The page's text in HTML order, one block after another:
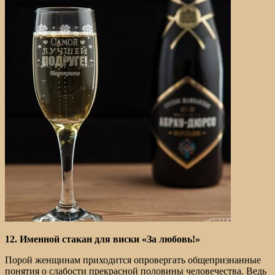
12. Именной стакан для виски «За любовь!»
Порой женщинам приходится опровергать общепризнанные
понятия о слабости прекрасной половины человечества. Ведь